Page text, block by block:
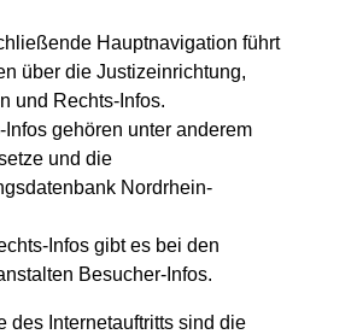
Hauptnavigation führt
über die Justizeinrichtung,
und Rechts-Infos.
gehören unter anderem
und die
Nordrhein-
Infos gibt es bei den
Besucher-Infos.
des Internetauftritts sind die